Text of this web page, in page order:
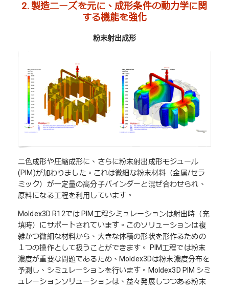
2.製造ニーズを元に、成形条件の動力学に関
する機能を強化
粉末射出成形
二色成形や圧縮成形に、さらに粉末射出成形モジュール
(PIM)が加わりました。これは微細な粉末材料（金属/セラ
ミック）が一定量の高分子バインダーと混ぜ合わせられ、
原料になる工程を利用しています。
Moldex3D R12では PIM工程シミュレーションは射出時（充
填時）にサポートされています。このソリューションは複
雑かつ微細な材料から、大きな体積の形状を形作るための
１つの操作として扱うことができます。 PIM工程では粉末
濃度が重要な問題であるため、Moldex3Dは粉末濃度分布を
予測し、シミュレーションを行います。Moldex3D PIM シミ
ュレーションソリューションは、益々発展しつつある粉末